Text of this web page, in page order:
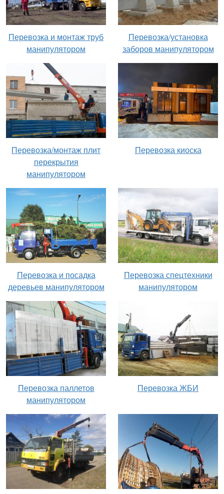
Перевозка и монтаж труб
манипулятором
Перевозка/установка
заборов манипулятором
Перевозка/монтаж плит
перекрытия
манипулятором
Перевозка киоска
Перевозка и посадка
деревьев манипулятором
Перевозка спецтехники
манипулятором
Перевозка паллетов
манипулятором
Перевозка ЖБИ